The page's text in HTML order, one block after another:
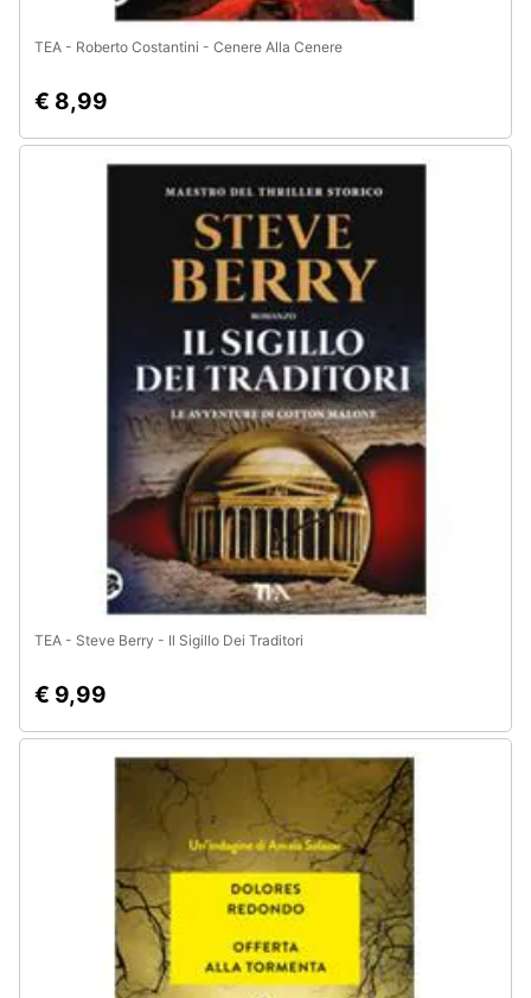
TEA - Roberto Costantini - Cenere Alla Cenere
€ 8,99
TEA - Steve Berry - Il Sigillo Dei Traditori
€ 9,99